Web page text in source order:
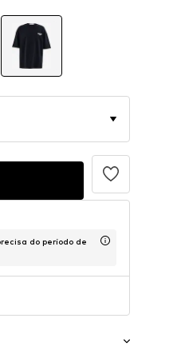
do período de